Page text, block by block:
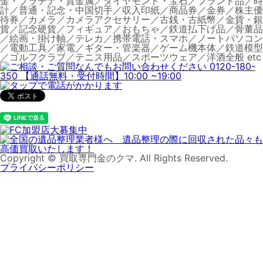
計／普通・記念・中国切手／収入印紙／商品券／金券／株主優
待券／カメラ／カメラアクセサリー／古銭・古紙幣／金貨・銀
貨／記念硬貨／フィギュア／おもちゃ／鉄道払下げ品／骨董品
／絵画・掛け軸／テレカ／携帯電話・スマホ／ノートパソコン
／電動工具／家電／ギター・管楽器／ゲーム機本体／鉄道模型
／ゴルフクラブ／テニス用品／スポーツウェア／洋酒全般 etc
Copyright © 買取専門金のクマ. All Rights Reserved.
プライバシーポリシー